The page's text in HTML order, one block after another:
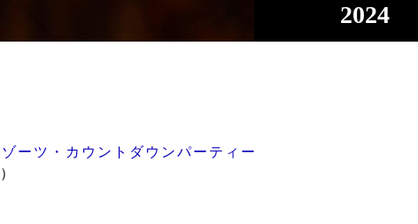
2024
ーツ・カウントダウンパーティー
）